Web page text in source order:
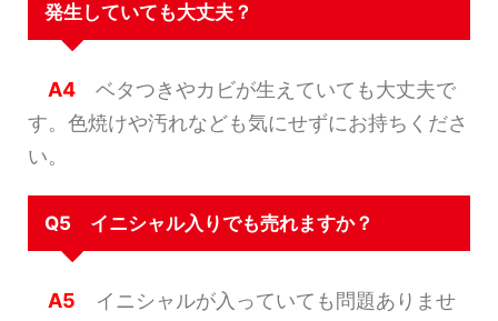
発生していても大丈夫？
A4 ベタつきやカビが生えていても大丈夫で
す。色焼けや汚れなども気にせずにお持ちくださ
い。
Q5 イニシャル入りでも売れますか？
A5 イニシャルが入っていても問題ありませ